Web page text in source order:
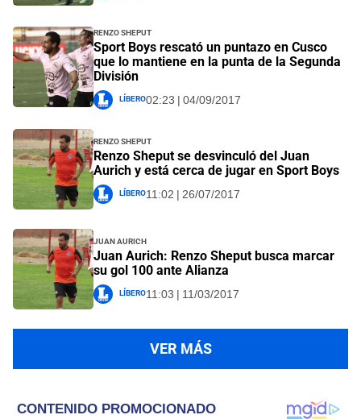
Renzo Sheput
Sport Boys rescató un puntazo en Cusco
que lo mantiene en la punta de la Segunda
División
Líbero02:23 | 04/09/2017
Renzo Sheput
Renzo Sheput se desvinculó del Juan
Aurich y está cerca de jugar en Sport Boys
Líbero11:02 | 26/07/2017
Juan Aurich
Juan Aurich: Renzo Sheput busca marcar
su gol 100 ante Alianza
Líbero11:03 | 11/03/2017
VER MÁS